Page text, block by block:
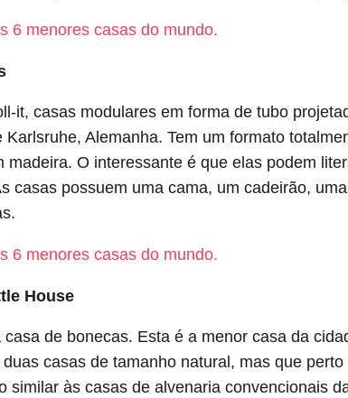
it, casas modulares em forma de tubo
Karlsruhe, Alemanha. Tem um formato
madeira. O interessante é que elas podem
casas possuem uma cama, um cadeirão,
House
casa de bonecas. Esta é a menor casa da
duas casas de tamanho natural, mas que
similar às casas de alvenaria convencionais